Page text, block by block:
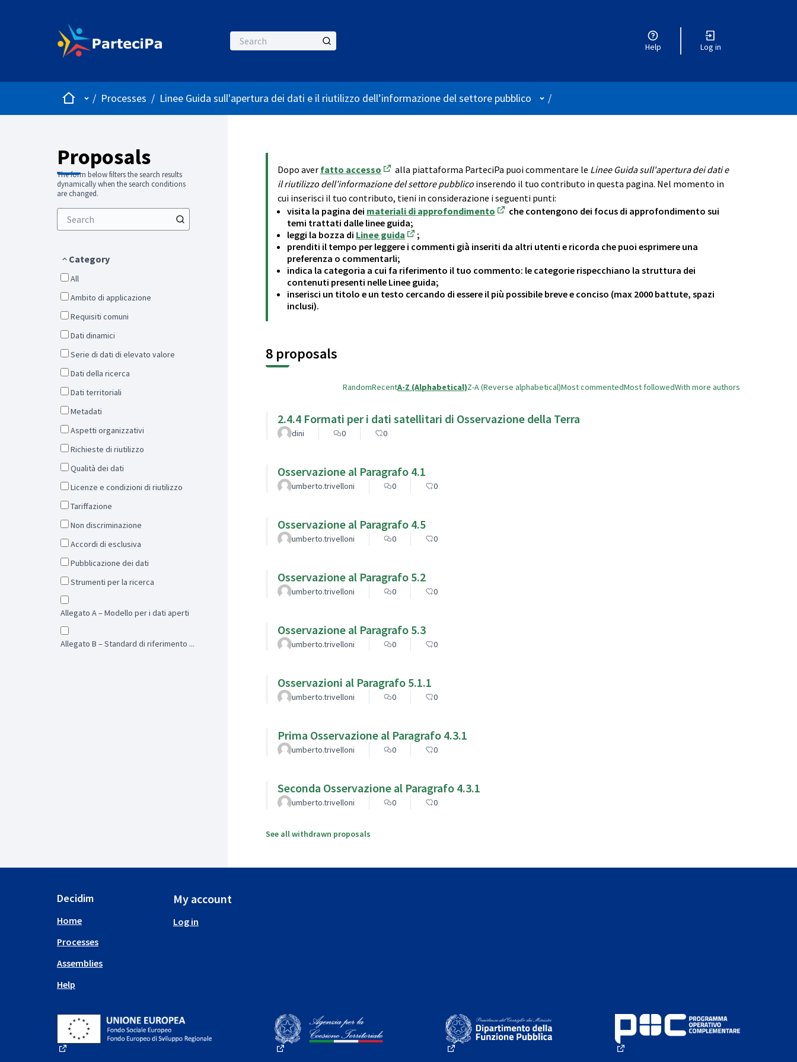
Help Log in
HomeMain menu
/ Processes / Linee Guida sull'apertura dei dati e il riutilizzo dell’informazione del settore pubblico User menu
/
Proposals
The form below filters the search results
dynamically when the search conditions
are changed.
Category
All
Ambito di applicazione
Requisiti comuni
Dati dinamici
Serie di dati di elevato valore
Dati della ricerca
Dati territoriali
Metadati
Aspetti organizzativi
Richieste di riutilizzo
Qualità dei dati
Licenze e condizioni di riutilizzo
Tariffazione
Non discriminazione
Accordi di esclusiva
Pubblicazione dei dati
Strumenti per la ricerca
Allegato A – Modello per i dati aperti
Allegato B – Standard di riferimento ...
Dopo aver fatto accesso
(Opens in new tab)
alla piattaforma ParteciPa puoi commentare le Linee Guida sull'apertura dei dati e
il riutilizzo dell’informazione del settore pubblico inserendo il tuo contributo in questa pagina. Nel momento in
cui inserisci il tuo contributo, tieni in considerazione i seguenti punti:
visita la pagina dei materiali di approfondimento
(Opens in new tab)
che contengono dei focus di approfondimento sui
temi trattati dalle linee guida;
leggi la bozza di Linee guida
(Opens in new tab)
;
prenditi il tempo per leggere i commenti già inseriti da altri utenti e ricorda che puoi esprimere una
preferenza o commentarli;
indica la categoria a cui fa riferimento il tuo commento: le categorie rispecchiano la struttura dei
contenuti presenti nelle Linee guida;
inserisci un titolo e un testo cercando di essere il più possibile breve e conciso (max 2000 battute, spazi
inclusi).
8 proposals
RandomRecentA-Z (Alphabetical)Z-A (Reverse alphabetical)Most commentedMost followedWith more authors
2.4.4 Formati per i dati satellitari di Osservazione della Terra
dini 0 0
Osservazione al Paragrafo 4.1
umberto.trivelloni 0 0
Osservazione al Paragrafo 4.5
umberto.trivelloni 0 0
Osservazione al Paragrafo 5.2
umberto.trivelloni 0 0
Osservazione al Paragrafo 5.3
umberto.trivelloni 0 0
Osservazioni al Paragrafo 5.1.1
umberto.trivelloni 0 0
Prima Osservazione al Paragrafo 4.3.1
umberto.trivelloni 0 0
Seconda Osservazione al Paragrafo 4.3.1
umberto.trivelloni 0 0
See all withdrawn proposals
Decidim
Home
Processes
Assemblies
Help
My account
Log in